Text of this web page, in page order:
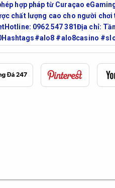
hợp pháp từ Curaçao
chất lượng cao cho người
0962 547 381Địa chỉ:
#alo8casino